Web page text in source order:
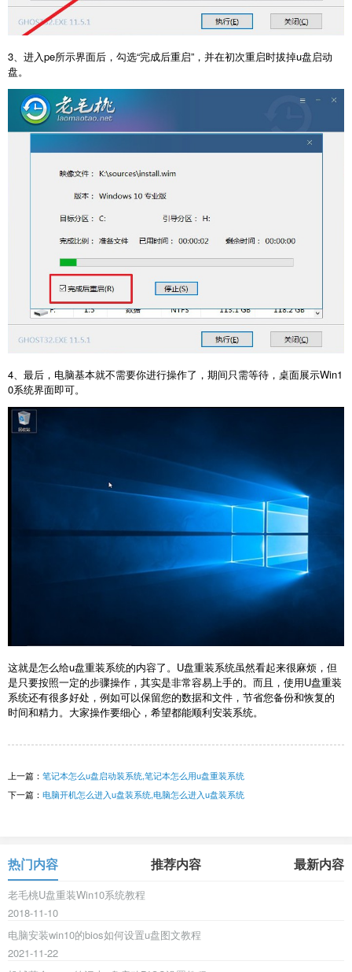
3、进入pe所示界面后，勾选“完成后重启”，并在初次重启时拔掉u盘启动
盘。
4、最后，电脑基本就不需要你进行操作了，期间只需等待，桌面展示Win1
0系统界面即可。
这就是怎么给u盘重装系统的内容了。U盘重装系统虽然看起来很麻烦，但
是只要按照一定的步骤操作，其实是非常容易上手的。而且，使用U盘重装
系统还有很多好处，例如可以保留您的数据和文件，节省您备份和恢复的
时间和精力。大家操作要细心，希望都能顺利安装系统。
上一篇： 笔记本怎么u盘启动装系统,笔记本怎么用u盘重装系统
下一篇： 电脑开机怎么进入u盘装系统,电脑怎么进入u盘装系统
热门内容 推荐内容 最新内容
老毛桃U盘重装Win10系统教程
2018-11-10
电脑安装win10的bios如何设置u盘图文教程
2021-11-22